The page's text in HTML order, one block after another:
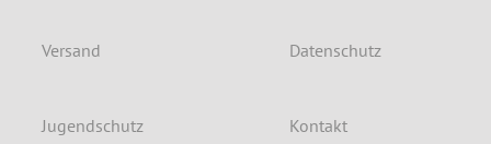
Versand Datenschutz
Jugendschutz Kontakt